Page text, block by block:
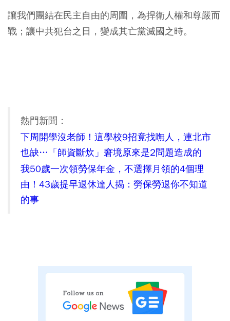
讓我們團結在民主自由的周圍，為捍衛人權和尊嚴而
戰；讓中共犯台之日，變成其亡黨滅國之時。
熱門新聞：
下周開學沒老師！這學校9招竟找嘸人，連北市
也缺…「師資斷炊」窘境原來是2問題造成的
我50歲一次領勞保年金，不選擇月領的4個理
由！43歲提早退休達人揭：勞保勞退你不知道
的事